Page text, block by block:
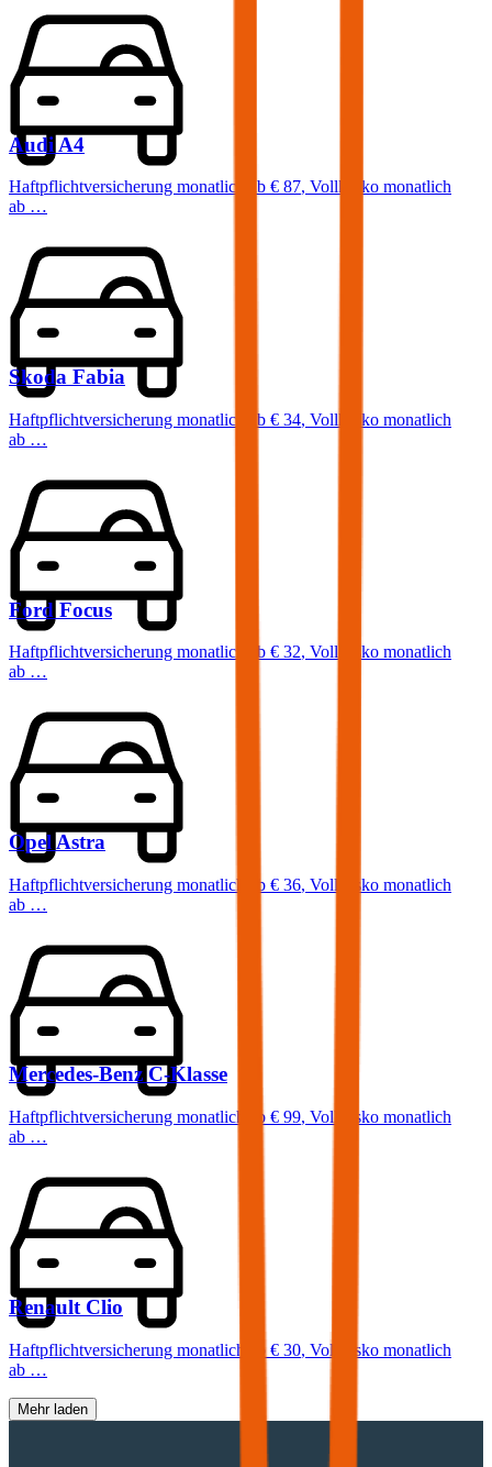
Audi A4
Haftpflichtversicherung monatlich ab € 87, Vollkasko monatlich
ab …
Skoda Fabia
Haftpflichtversicherung monatlich ab € 34, Vollkasko monatlich
ab …
Ford Focus
Haftpflichtversicherung monatlich ab € 32, Vollkasko monatlich
ab …
Opel Astra
Haftpflichtversicherung monatlich ab € 36, Vollkasko monatlich
ab …
Mercedes-Benz C-Klasse
Haftpflichtversicherung monatlich ab € 99, Vollkasko monatlich
ab …
Renault Clio
Haftpflichtversicherung monatlich ab € 30, Vollkasko monatlich
ab …
Mehr laden